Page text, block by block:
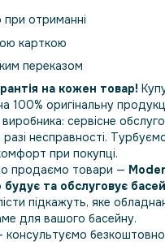
при отриманні
карткою
переказом
на кожен товар!
100% оригінальну
сервісне
разі несправності.
при покупці.
продаємо товари —
будує та обслуговує
підкажуть, яке
для вашого басейну.
консультуємо